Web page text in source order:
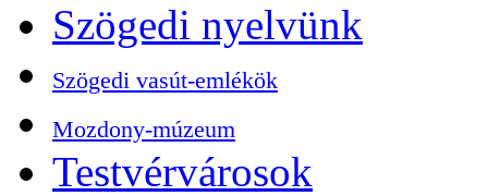
Szögedi nyelvünk
Szögedi vasút-emlékök
Mozdony-múzeum
Testvérvárosok